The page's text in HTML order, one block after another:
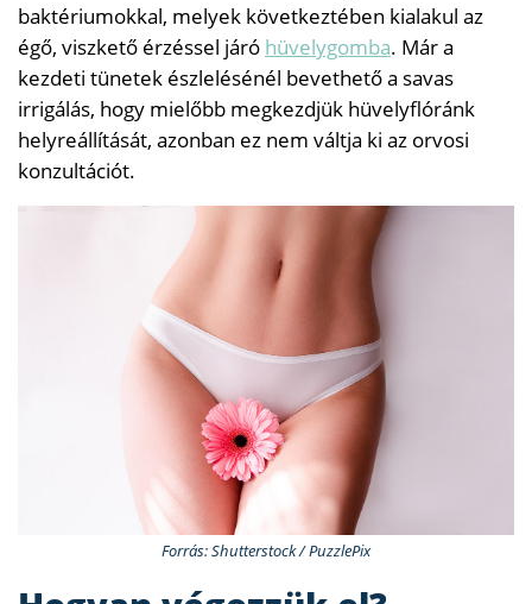
baktériumokkal, melyek következtében kialakul az
égő, viszkető érzéssel járó hüvelygomba. Már a
kezdeti tünetek észlelésénél bevethető a savas
irrigálás, hogy mielőbb megkezdjük hüvelyflóránk
helyreállítását, azonban ez nem váltja ki az orvosi
konzultációt.
Forrás: Shutterstock / PuzzlePix